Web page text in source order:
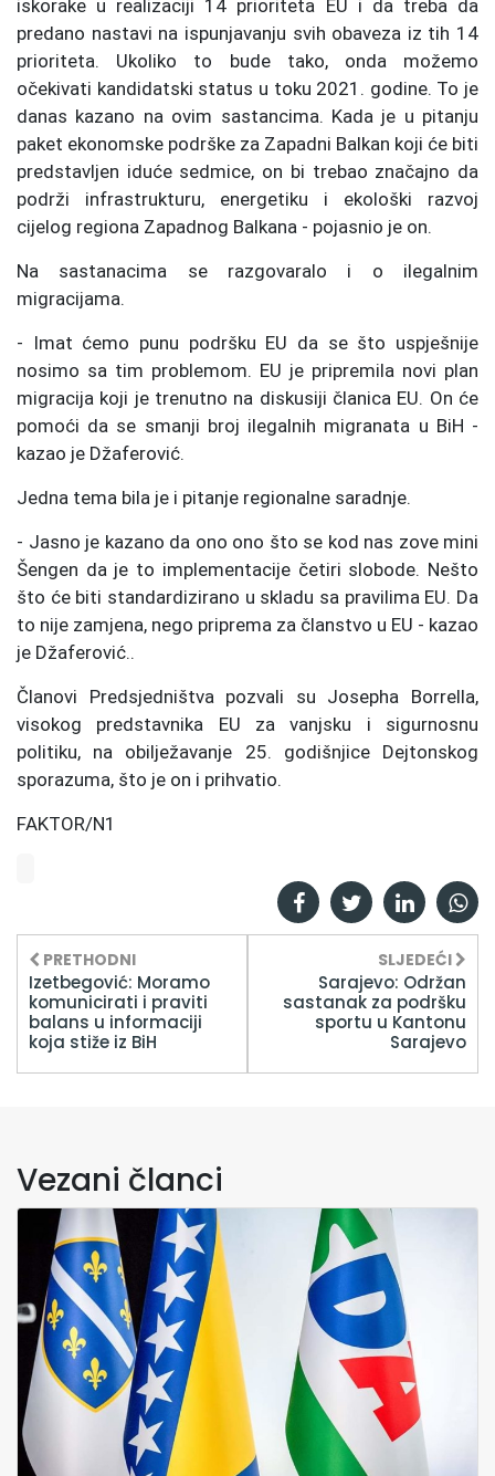
iskorake u realizaciji 14 prioriteta EU i da treba da
predano nastavi na ispunjavanju svih obaveza iz tih 14
prioriteta. Ukoliko to bude tako, onda možemo
očekivati kandidatski status u toku 2021. godine. To je
danas kazano na ovim sastancima. Kada je u pitanju
paket ekonomske podrške za Zapadni Balkan koji će biti
predstavljen iduće sedmice, on bi trebao značajno da
podrži infrastrukturu, energetiku i ekološki razvoj
cijelog regiona Zapadnog Balkana - pojasnio je on.
Na sastanacima se razgovaralo i o ilegalnim
migracijama.
- Imat ćemo punu podršku EU da se što uspješnije
nosimo sa tim problemom. EU je pripremila novi plan
migracija koji je trenutno na diskusiji članica EU. On će
pomoći da se smanji broj ilegalnih migranata u BiH -
kazao je Džaferović.
Jedna tema bila je i pitanje regionalne saradnje.
- Jasno je kazano da ono ono što se kod nas zove mini
Šengen da je to implementacije četiri slobode. Nešto
što će biti standardizirano u skladu sa pravilima EU. Da
to nije zamjena, nego priprema za članstvo u EU - kazao
je Džaferović..
Članovi Predsjedništva pozvali su Josepha Borrella,
visokog predstavnika EU za vanjsku i sigurnosnu
politiku, na obilježavanje 25. godišnjice Dejtonskog
sporazuma, što je on i prihvatio.
FAKTOR/N1
PRETHODNI
Izetbegović: Moramo
komunicirati i praviti
balans u informaciji
koja stiže iz BiH
SLJEDEĆI
Sarajevo: Održan
sastanak za podršku
sportu u Kantonu
Sarajevo
Vezani članci